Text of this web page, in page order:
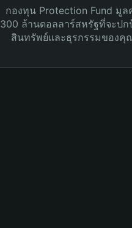
กองทุน Protection Fund มูล
300 ล้านดอลลาร์สหรัฐที่จะปก
สินทรัพย์และธุรกรรมของคุ